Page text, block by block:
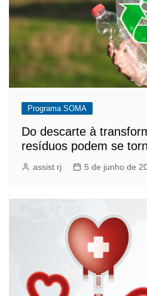
Programa SOMA
Do descarte à
resíduos podem se
assist rj 5 de junho de